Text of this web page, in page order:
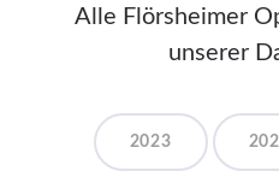
Alle Flörsheimer
unserer
2023